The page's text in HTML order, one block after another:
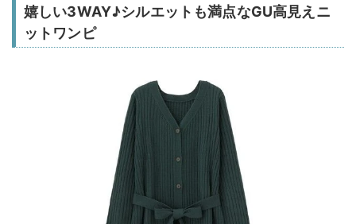
嬉しい3WAY♪シルエットも満点なGU高見えニ
ットワンピ